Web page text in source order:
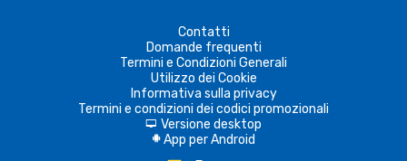
Contatti
Domande frequenti
Termini e Condizioni Generali
Utilizzo dei Cookie
Informativa sulla privacy
Termini e condizioni dei codici promozionali
d Versione desktop
A App per Android